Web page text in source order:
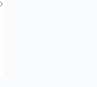
Next Slide